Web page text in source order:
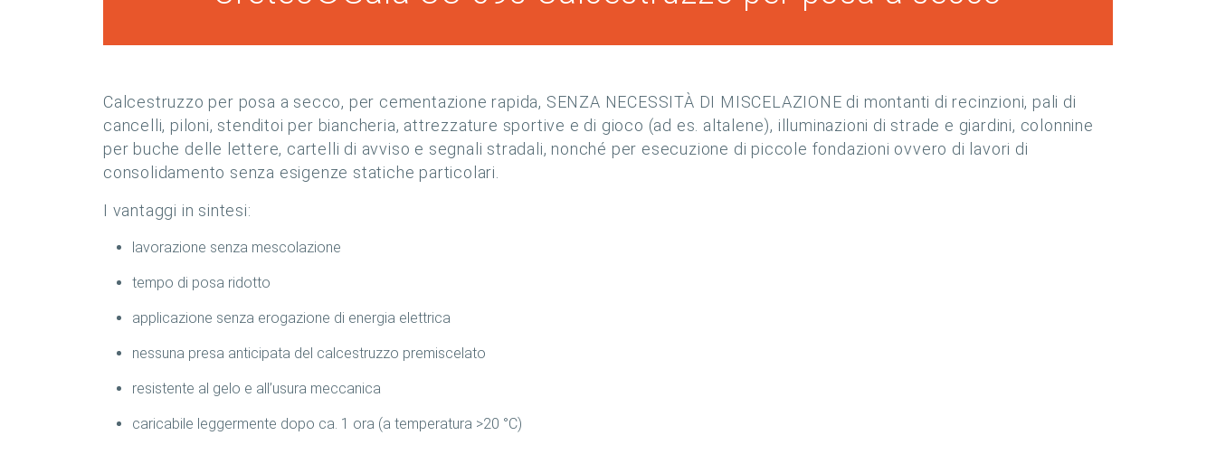
Calcestruzzo per posa a secco, per cementazione rapida, SENZA NECESSITÀ DI MISCELAZIONE di montanti di recinzioni, pali di
cancelli, piloni, stenditoi per biancheria, attrezzature sportive e di gioco (ad es. altalene), illuminazioni di strade e giardini, colonnine
per buche delle lettere, cartelli di avviso e segnali stradali, nonché per esecuzione di piccole fondazioni ovvero di lavori di
consolidamento senza esigenze statiche particolari.
I vantaggi in sintesi:
lavorazione senza mescolazione
tempo di posa ridotto
applicazione senza erogazione di energia elettrica
nessuna presa anticipata del calcestruzzo premiscelato
resistente al gelo e all’usura meccanica
caricabile leggermente dopo ca. 1 ora (a temperatura >20 °C)